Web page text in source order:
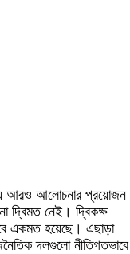
আরও আলোচনার প্রয়োজন
দ্বিমত নেই। দ্বিকক্ষ
একমত হয়েছে। এছাড়া
দলগুলো নীতিগতভাবে